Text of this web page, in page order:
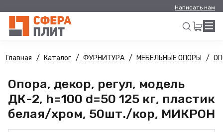
Написать нам
Искать
Главная Каталог ФУРНИТУРА МЕБЕЛЬНЫЕ ОПОРЫ
Опора, декор, регул, модель
ДК-2, h=100 d=50 125 кг, пластик
белая/хром, 50шт./кор, МИКРОН